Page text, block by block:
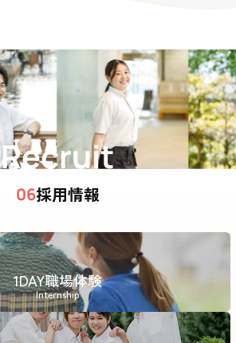
Recruit
06採用情報
1DAY職場体験
Internship